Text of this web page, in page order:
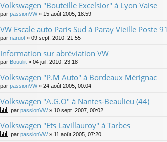
Volkswagen "Bouteille Excelsior" à Lyon Vaise
par passionVW» 15 août 2005, 18:59
VW Escale auto Paris Sud à Paray Vieille Poste 91
par naruot » 09 sept. 2010, 21:55
Information sur abréviation VW
par Bouuliit » 04 juil. 2010, 23:18
Volkswagen "P.M Auto" à Bordeaux Mérignac
par passionVW» 24 août 2005, 00:04
Volkswagen "A.G.O" à Nantes-Beaulieu (44)
par passionVW» 10 sept. 2007, 00:02
Volkswagen "Ets Lavillauroy" à Tarbes
par passionVW» 11 août 2005, 07:20